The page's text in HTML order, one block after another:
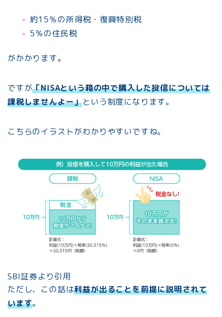
約15％の所得税・復興特別税
5％の住民税
がかかります。
ですが「NISAという箱の中で購入した投信については
課税しませんよー」という制度になります。
こちらのイラストがわかりやすいですね。
SBI証券より引用
ただし、この話は利益が出ることを前提に説明されて
います。